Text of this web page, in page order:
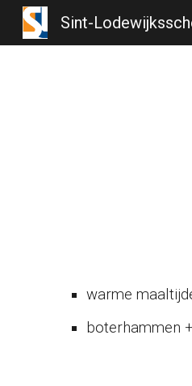
Sint-
warme
boterhammen